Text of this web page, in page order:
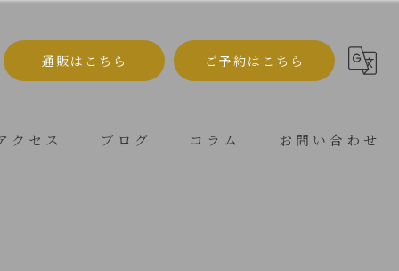
通販はこちら ご予約はこちら
クセス ブログ コラム お問い合わせ